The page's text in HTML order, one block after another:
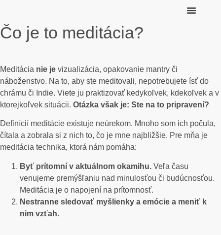
Čo je to meditácia?
Meditácia nie je vizualizácia, opakovanie mantry či
náboženstvo. Na to, aby ste meditovali, nepotrebujete ísť do
chrámu či Indie. Viete ju praktizovať kedykoľvek, kdekoľvek a v
ktorejkoľvek situácii. Otázka však je: Ste na to pripravení?
Definícií meditácie existuje neúrekom. Mnoho som ich počula,
čítala a zobrala si z nich to, čo je mne najbližšie. Pre mňa je
meditácia technika, ktorá nám pomáha:
Byť prítomní v aktuálnom okamihu. Veľa času
venujeme premýšľaniu nad minulosťou či budúcnosťou.
Meditácia je o napojení na prítomnosť.
Nestranne sledovať myšlienky a emócie a meniť k
nim vzťah.